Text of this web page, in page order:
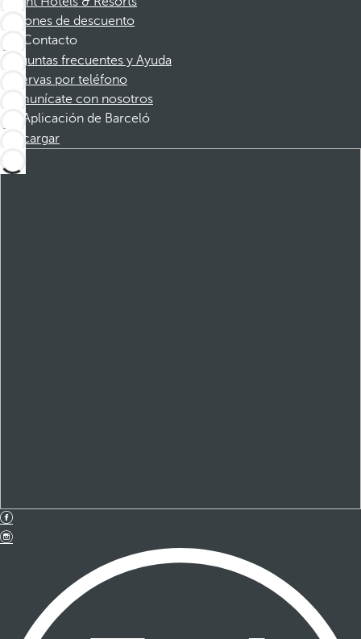
Cupones de descuento
Contacto
Preguntas frecuentes y Ayuda
Reservas por teléfono
Comunícate con nosotros
Aplicación de Barceló
Descargar